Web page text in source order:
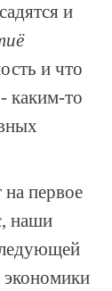
и
и что
каким-то
первое
наши
экономики